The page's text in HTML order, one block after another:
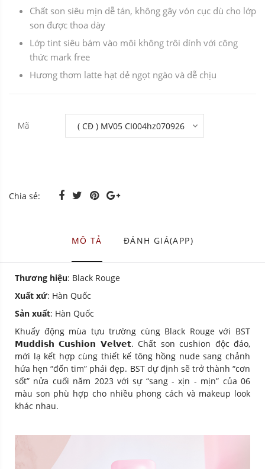
Chất son siêu mịn dễ tán, không gây vón cục dù cho lớp
son được thoa dày
Lớp tint siêu bám vào môi không trôi dính với công
thức mark free
Hương thơm latte hạt dẻ ngọt ngào và dễ chịu
Mã
Chia sẻ:
MÔ TẢ ĐÁNH GIÁ(APP)
Thương hiệu: Black Rouge
Xuất xứ: Hàn Quốc
Sản xuất: Hàn Quốc
Khuấy động mùa tựu trường cùng Black Rouge với BST
𝗠𝘂𝗱𝗱𝗶𝘀𝗵 𝗖𝘂𝘀𝗵𝗶𝗼𝗻 𝗩𝗲𝗹𝘃𝗲𝘁. Chất son cushion độc đáo,
mới lạ kết hợp cùng thiết kế tông hồng nude sang chảnh
hứa hẹn “đốn tim” phái đẹp. BST dự định sẽ trở thành “cơn
sốt” nửa cuối năm 2023 với sự “sang - xịn - mịn” của 06
màu son phù hợp cho nhiều phong cách và makeup look
khác nhau.